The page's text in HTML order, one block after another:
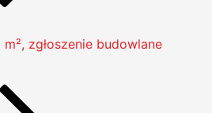
zgłoszenie budowlane